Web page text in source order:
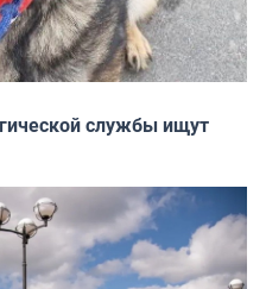
службы ищут